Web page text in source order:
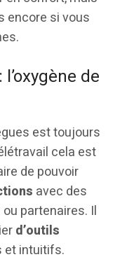
encore si vous
de
est toujours
cela est
de pouvoir
avec des
partenaires. Il
d’outils
et intuitifs.